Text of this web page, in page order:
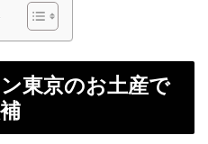
東京のお土産で